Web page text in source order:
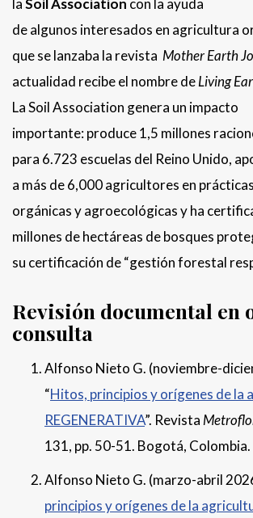
de algunos interesados en agricultura
que se lanzaba la revista Mother Earth
actualidad recibe el nombre deLiving
La Soil Association genera un impacto
importante: produce 1,5 millones
para 6.723 escuelas del Reino Unido,
a más de 6,000 agricultores en
orgánicas y agroecológicas y ha
millones de hectáreas de bosques
su certificación de “gestión forestal
Revisión documental en
consulta
Alfonso Nieto G. (noviembre-
“Hitos, principios y orígenes de la
REGENERATIVA”. Revista
131, pp. 50-51. Bogotá, Colombia.
Alfonso Nieto G. (marzo-abril
principios y orígenes de la